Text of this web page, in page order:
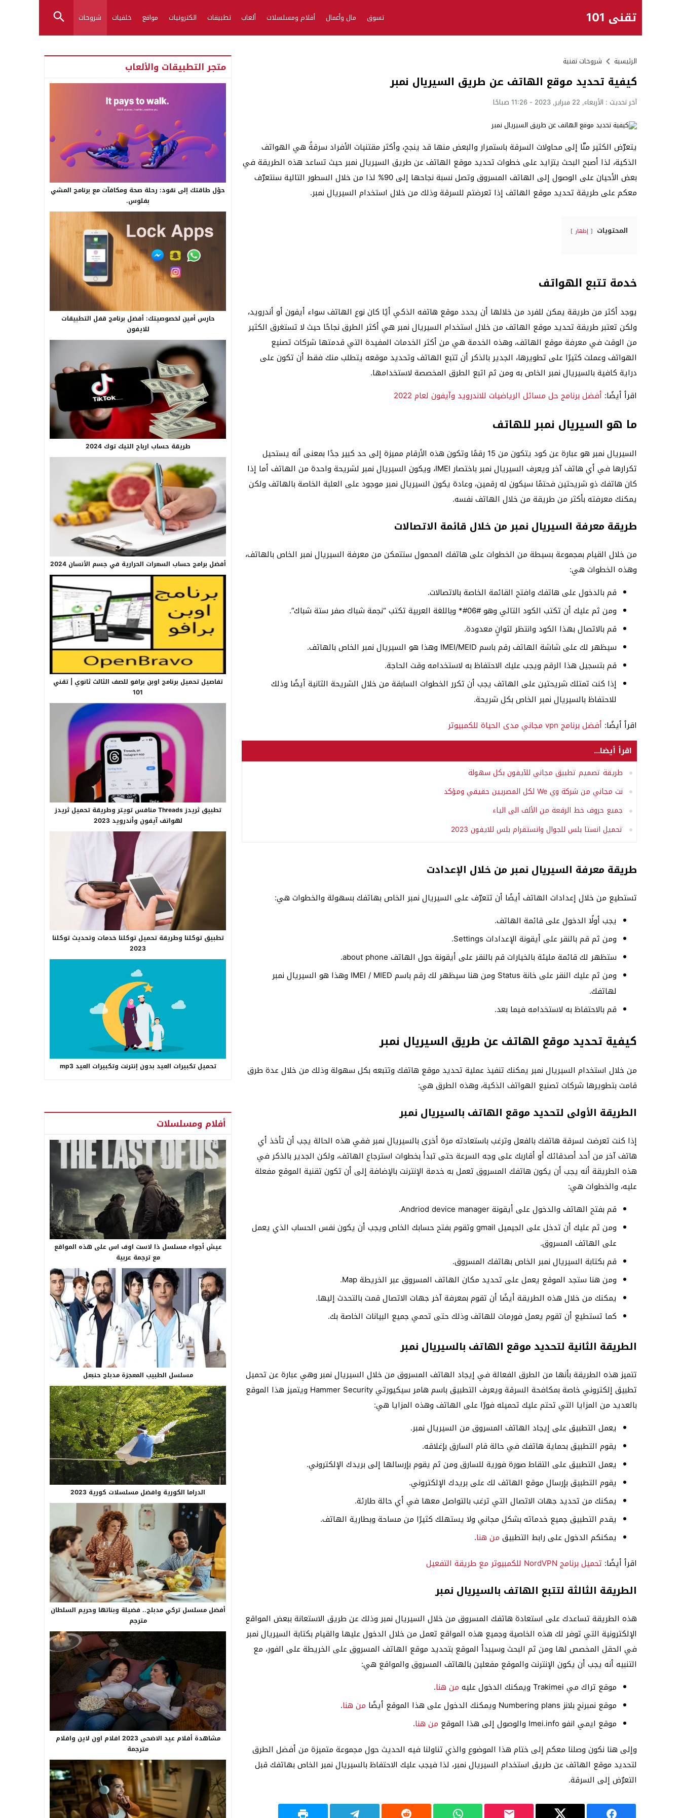
تقني 101 تسوق مال وأعمال أفلام ومسلسلات ألعاب تطبيقات الكترونيات مواقع خلفيات شروحات
الرئيسية شروحات تقنية
كيفية تحديد موقع الهاتف عن طريق السيريال نمبر
آخر تحديث : الأربعاء, 22 فبراير, 2023 - 11:26 صباحًا
يتعرّض الكثير منّا إلى محاولات السرقة باستمرار والبعض منها قد ينجح، وأكثر مقتنيات الأفراد سرقةً هي الهواتف
الذكية، لذا أصبح البحث يتزايد على خطوات تحديد موقع الهاتف عن طريق السيريال نمبر حيث تساعد هذه الطريقة في
بعض الأحيان على الوصول إلى الهاتف المسروق وتصل نسبة نجاحها إلى 90% لذا من خلال السطور التالية سنتعرّف
معكم على طريقة تحديد موقع الهاتف إذا تعرضتم للسرقة وذلك من خلال استخدام السيريال نمبر.
المحتويات إظهار
خدمة تتبع الهواتف
يوجد أكثر من طريقة يمكن للفرد من خلالها أن يحدد موقع هاتفه الذكي أيًا كان نوع الهاتف سواء أيفون أو أندرويد،
ولكن تعتبر طريقة تحديد موقع الهاتف من خلال استخدام السيريال نمبر هي أكثر الطرق نجاحًا حيث لا تستغرق الكثير
من الوقت في معرفة موقع الهاتف، وهذه الخدمة هي من أكثر الخدمات المفيدة التي قدمتها شركات تصنيع
الهواتف وعملت كثيرًا على تطويرها، الجدير بالذكر أن تتبع الهاتف وتحديد موقعه يتطلب منك فقط أن تكون على
دراية كافية بالسيريال نمبر الخاص به ومن ثم اتبع الطرق المخصصة لاستخدامها.
اقرأ أيضًا: أفضل برنامج حل مسائل الرياضيات للاندرويد وآيفون لعام 2022
ما هو السيريال نمبر للهاتف
السيريال نمبر هو عبارة عن كود يتكون من 15 رقمًا وتكون هذه الأرقام مميزة إلى حد كبير جدًا بمعنى أنه يستحيل
تكرارها في أي هاتف آخر ويعرف السيريال نمبر باختصار IMEI، ويكون السيريال نمبر لشريحة واحدة من الهاتف أما إذا
كان هاتفك ذو شريحتين فحتمًا سيكون له رقمين، وعادة يكون السيريال نمبر موجود على العلبة الخاصة بالهاتف ولكن
يمكنك معرفته بأكثر من طريقة من خلال الهاتف نفسه.
طريقة معرفة السيريال نمبر من خلال قائمة الاتصالات
من خلال القيام بمجموعة بسيطة من الخطوات على هاتفك المحمول ستتمكن من معرفة السيريال نمبر الخاص بالهاتف،
وهذه الخطوات هي:
قم بالدخول على هاتفك وافتح القائمة الخاصة بالاتصالات.
ومن ثم عليك أن تكتب الكود التالي وهو #06#* وباللغة العربية تكتب “نجمة شباك صفر ستة شباك”.
قم بالاتصال بهذا الكود وانتظر لثوانٍ معدودة.
سيظهر لك على شاشة الهاتف رقم باسم IMEI/MEID وهذا هو السيريال نمبر الخاص بالهاتف.
قم بتسجيل هذا الرقم ويجب عليك الاحتفاظ به لاستخدامه وقت الحاجة.
إذا كنت تمتلك شريحتين على الهاتف يجب أن تكرر الخطوات السابقة من خلال الشريحة الثانية أيضًا وذلك
للاحتفاظ بالسيريال نمبر الخاص بكل شريحة.
اقرأ أيضًا: أفضل برنامج vpn مجاني مدى الحياة للكمبيوتر
اقرأ أيضا...
طريقة تصميم تطبيق مجاني للآيفون بكل سهولة
نت مجاني من شركة وي We لكل المصريين حقيقي ومؤكد
جميع حروف خط الرقعة من الألف الى الياء
تحميل انستا بلس للجوال وانستقرام بلس للايفون 2023
طريقة معرفة السيريال نمبر من خلال الإعدادت
تستطيع من خلال إعدادات الهاتف أيضًا أن تتعرّف على السيريال نمبر الخاص بهاتفك بسهولة والخطوات هي:
يجب أولًا الدخول على قائمة الهاتف.
ومن ثم قم بالنقر على أيقونة الإعدادات Settings.
ستظهر لك قائمة مليئة بالخيارات قم بالنقر على أيقونة حول الهاتف about phone.
ومن ثم عليك النقر على خانة Status ومن هنا سيظهر لك رقم باسم IMEI / MIED وهذا هو السيريال نمبر
لهاتفك.
قم بالاحتفاظ به لاستخدامه فيما بعد.
كيفية تحديد موقع الهاتف عن طريق السيريال نمبر
من خلال استخدام السيريال نمبر يمكنك تنفيذ عملية تحديد موقع هاتفك وتتبعه بكل سهولة وذلك من خلال عدة طرق
قامت بتطويرها شركات تصنيع الهواتف الذكية، وهذه الطرق هي:
الطريقة الأولى لتحديد موقع الهاتف بالسيريال نمبر
إذا كنت تعرضت لسرقة هاتفك بالفعل وترغب باستعادته مرة أخرى بالسيريال نمبر ففي هذه الحالة يجب أن تأخذ أي
هاتف آخر من أحد أصدقائك أو أقاربك على وجه السرعة حتى تبدأ بخطوات استرجاع الهاتف، ولكن الجدير بالذكر في
هذه الطريقة أنه يجب أن يكون هاتفك المسروق تعمل به خدمة الإنترنت بالإضافة إلى أن تكون تقنية الموقع مفعلة
عليه، والخطوات هي:
قم بفتح الهاتف والدخول على أيقونة Andriod device manager.
ومن ثم عليك أن تدخل على الجيميل gmail وتقوم بفتح حسابك الخاص ويجب أن يكون نفس الحساب الذي يعمل
على الهاتف المسروق.
قم بكتابة السيريال نمبر الخاص بهاتفك المسروق.
ومن هنا ستجد الموقع يعمل على تحديد مكان الهاتف المسروق عبر الخريطة Map.
يمكنك من خلال هذه الطريقة أيضًا أن تقوم بمعرفة آخر جهات الاتصال قمت بالتحدث إليها.
كما تستطيع أن تقوم يعمل فورمات للهاتف وذلك حتى تحمي جميع البيانات الخاصة بك.
الطريقة الثانية لتحديد موقع الهاتف بالسيريال نمبر
تتميز هذه الطريقة بأنها من الطرق الفعالة في إيجاد الهاتف المسروق من خلال السيريال نمبر وهي عبارة عن تحميل
تطبيق إلكتروني خاصة بمكافحة السرقة ويعرف التطبيق باسم هامر سيكيورتي Hammer Security ويتميز هذا الموقع
بالعديد من المزايا التي تحتم عليك تحميله فورًا على الهاتف وهذه المزايا هي:
يعمل التطبيق على إيجاد الهاتف المسروق من السيريال نمبر.
يقوم التطبيق بحماية هاتفك في حالة قام السارق بإغلاقه.
يعمل التطبيق على التقاط صورة فورية للسارق ومن ثم يقوم بإرسالها إلى بريدك الإلكتروني.
يقوم التطبيق بإرسال موقع الهاتف لك على بريدك الإلكتروني.
يمكنك من تحديد جهات الاتصال التي ترغب بالتواصل معها في أي حالة طارئة.
يقدم التطبيق جميع خدماته بشكل مجاني ولا يستهلك كثيرًا من مساحة وبطارية الهاتف.
يمكنكم الدخول على رابط التطبيق من هنا.
اقرأ أيضًا: تحميل برنامج NordVPN للكمبيوتر مع طريقة التفعيل
الطريقة الثالثة لتتبع الهاتف بالسيريال نمبر
هذه الطريقة تساعدك على استعادة هاتفك المسروق من خلال السيريال نمبر وذلك عن طريق الاستعانة ببعض المواقع
الإلكترونية التي توفر لك هذه الخاصية وجميع هذه المواقع تعمل من خلال الدخول عليها والقيام بكتابة السيريال نمبر
في الحقل المخصص لها ومن ثم البحث وسيبدأ الموقع بتحديد موقع الهاتف المسروق على الخريطة على الفور، مع
التنبيه أنه يجب أن يكون الإنترنت والموقع مفعلين بالهاتف المسروق والمواقع هي:
موقع تراك مي Trakimei ويمكنك الدخول عليه
من هنا.
موقع نمبرنج بلانز Numbering plans ويمكنك الدخول على هذا الموقع أيضًا
من هنا.
موقع ايمي انفو Imei.info والوصول إلى هذا الموقع
من هنا.
وإلى هنا نكون وصلنا معكم إلى ختام هذا الموضوع والذي تناولنا فيه الحديث حول مجموعة متميزة من أفضل الطرق
لتحديد موقع الهاتف عن طريق استخدام السيريال نمبر، لذا فيجب عليك الاحتفاظ بالسيريال نمبر الخاص بهاتفك قبل
التعرٌض إلى السرقة.
متجر التطبيقات والألعاب
حوّل طاقتك إلى نقود: رحلة صحة ومكافآت مع برنامج المشي
بفلوس.
حارس أمين لخصوصيتك: أفضل برنامج قفل التطبيقات
للايفون
طريقة حساب ارباح التيك توك 2024
أفضل برامج حساب السعرات الحرارية في جسم الأنسان 2024
تفاصيل تحميل برنامج اوبن برافو للصف الثالث ثانوي | تقني
101
تطبيق ثريدز Threads منافس تويتر وطريقة تحميل ثريدز
لهواتف آيفون وأندرويد 2023
تطبيق توكلنا وطريقة تحميل توكلنا خدمات وتحديث توكلنا
2023
تحميل تكبيرات العيد بدون إنترنت وتكبيرات العيد mp3
أفلام ومسلسلات
عيش أجواء مسلسل ذا لاست اوف اس على هذه المواقع
مع ترجمة عربية
مسلسل الطبيب المعجزة مدبلج حنبعل
الدراما الكورية وافضل مسلسلات كورية 2023
أفضل مسلسل تركي مدبلج.. فضيلة وبناتها وحريم السلطان
مترجم
مشاهدة أفلام عيد الاضحى 2023 افلام اون لاين وافلام
مترجمة